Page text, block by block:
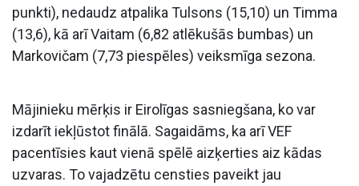
punkti), nedaudz atpalika Tulsons (15,10) un Timma
(13,6), kā arī Vaitam (6,82 atlēkušās bumbas) un
Markovičam (7,73 piespēles) veiksmīga sezona.
Mājinieku mērķis ir Eirolīgas sasniegšana, ko var
izdarīt iekļūstot finālā. Sagaidāms, ka arī VEF
pacentīsies kaut vienā spēlē aizķerties aiz kādas
uzvaras. To vajadzētu censties paveikt jau